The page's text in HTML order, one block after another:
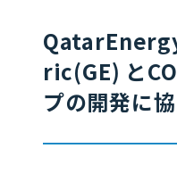
ric(GE) と
プの開発に